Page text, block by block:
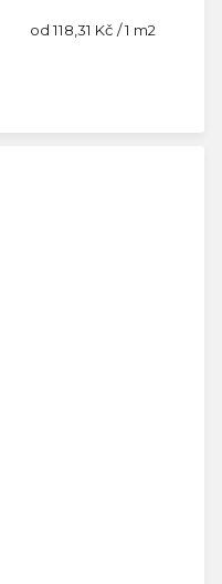
Měrná
od 118,31 Kč / 1 m2